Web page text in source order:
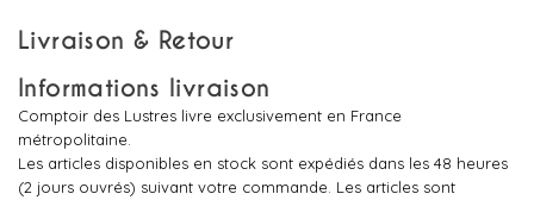
Livraison & Retour
Informations livraison
Comptoir des Lustres livre exclusivement en France
métropolitaine.
Les articles disponibles en stock sont expédiés dans les 48 heures
(2 jours ouvrés) suivant votre commande. Les articles sont